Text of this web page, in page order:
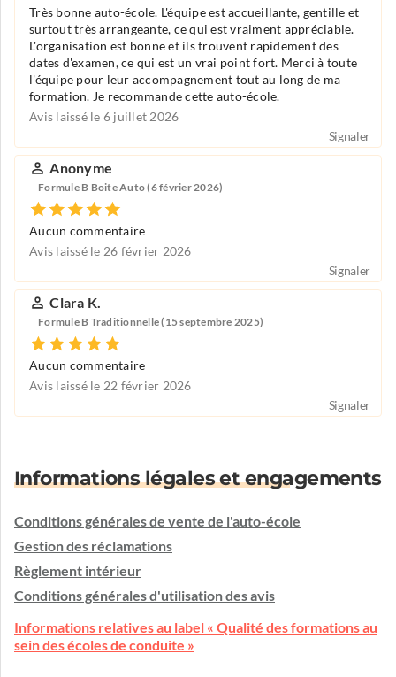
Très bonne auto-école. L'équipe est accueillante, gentille et
surtout très arrangeante, ce qui est vraiment appréciable.
L'organisation est bonne et ils trouvent rapidement des
dates d'examen, ce qui est un vrai point fort. Merci à toute
l'équipe pour leur accompagnement tout au long de ma
formation. Je recommande cette auto-école.
Avis laissé le 6 juillet 2026
Signaler
Anonyme
Formule B Boite Auto (6 février 2026)
Aucun commentaire
Avis laissé le 26 février 2026
Signaler
Clara K.
Formule B Traditionnelle (15 septembre 2025)
Aucun commentaire
Avis laissé le 22 février 2026
Signaler
Informations légales et engagements
Conditions générales de vente de l'auto-école
Gestion des réclamations
Règlement intérieur
Conditions générales d'utilisation des avis
Informations relatives au label « Qualité des formations au
sein des écoles de conduite »